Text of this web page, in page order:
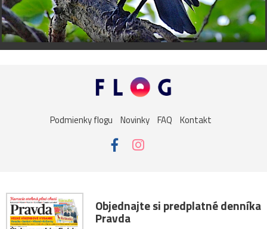
Podmienky flogu Novinky FAQ Kontakt
Objednajte si predplatné denníka
Pravda